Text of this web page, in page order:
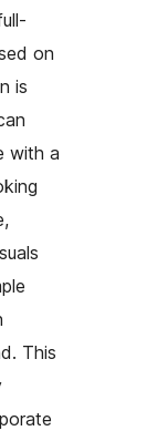
on
is
with a
This